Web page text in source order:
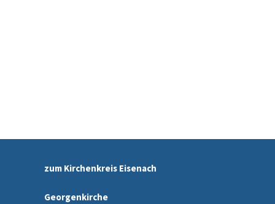
zum Kirchenkreis Eisenach
Georgenkirche